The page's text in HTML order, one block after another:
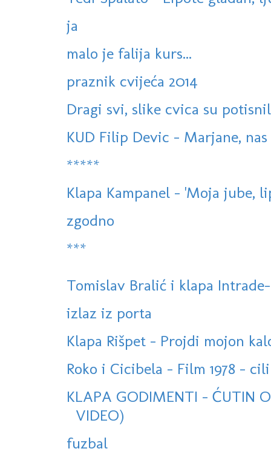
ja
malo je falija kurs...
praznik cvijeća 2014
Dragi svi, slike cvica su
KUD Filip Devic - Marjane,
*****
Klapa Kampanel - 'Moja jube,
zgodno
***
Tomislav Bralić i klapa
izlaz iz porta
Klapa Rišpet - Projdi mojon
Roko i Cicibela - Film 1978 -
KLAPA GODIMENTI - ĆUTIN
VIDEO)
fuzbal